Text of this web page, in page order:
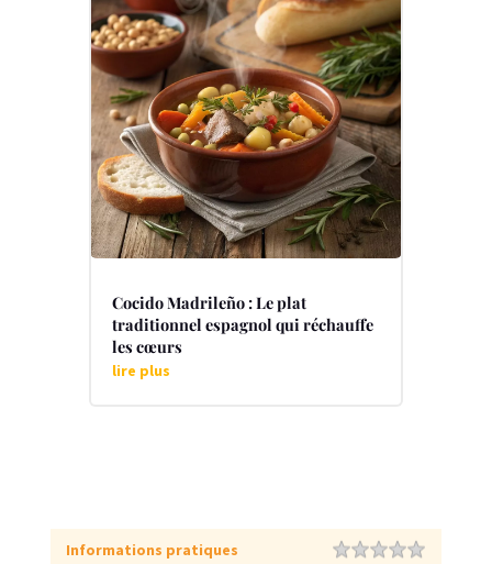
Cocido Madrileño : Le plat
traditionnel espagnol qui réchauffe
les cœurs
lire plus
Informations pratiques Rating